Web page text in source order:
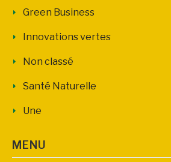
Green Business
Innovations vertes
Non classé
Santé Naturelle
Une
MENU